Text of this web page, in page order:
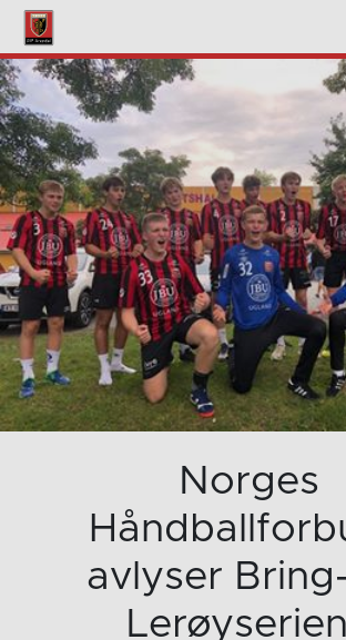
Norges
avlyser